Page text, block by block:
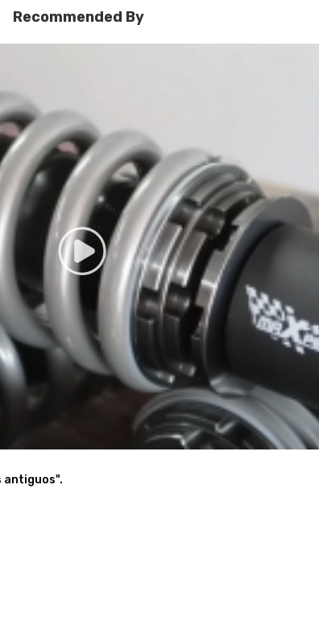
de un kit de inclinación adicional
mientras se sintoniza. También mejora la sensación y
una conducción suave y tolerante para el uso en la
tener una postura más agresiva
su sistema de coilover para manejo y
quitar el coilover del automóvil
continuas, la distorsión del resorte es inferior al 0.04%.
collares y perchas de resorte, están diseñadas a
Recommended By
antiguos".